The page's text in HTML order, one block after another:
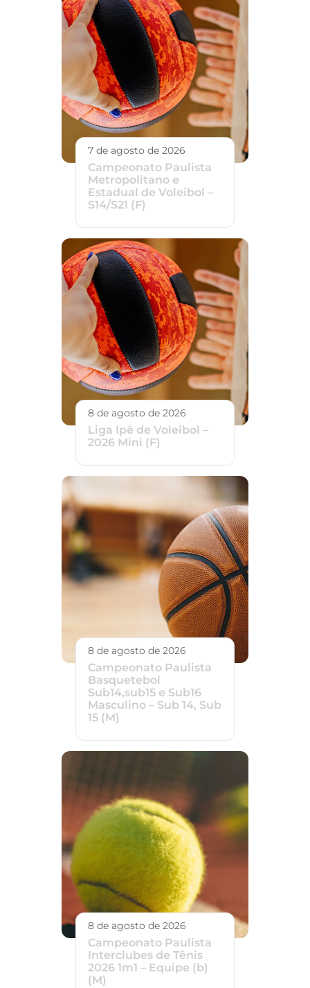
7 de agosto de 2026
Campeonato Paulista
Metropolitano e
Estadual de Voleibol –
S14/S21 (F)
8 de agosto de 2026
Liga Ipê de Voleibol –
2026 Mini (F)
8 de agosto de 2026
Campeonato Paulista
Basquetebol
Sub14,sub15 e Sub16
Masculino – Sub 14, Sub
15 (M)
8 de agosto de 2026
Campeonato Paulista
Interclubes de Tênis
2026 1m1 – Equipe (b)
(M)